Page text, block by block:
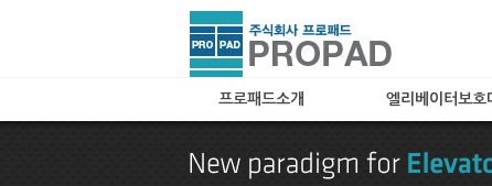
프로패드소개
특허 및 자격
엘리베이터보호
B타입(메쉬타입)